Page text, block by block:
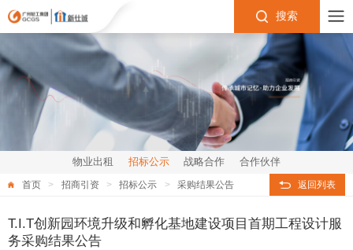
搜索
物业出租 招标公示 战略合作 合作伙伴
首页 招商引资 招标公示 采购结果公告 返回列表
T.I.T创新园环境升级和孵化基地建设项目首期工程设计服
务采购结果公告